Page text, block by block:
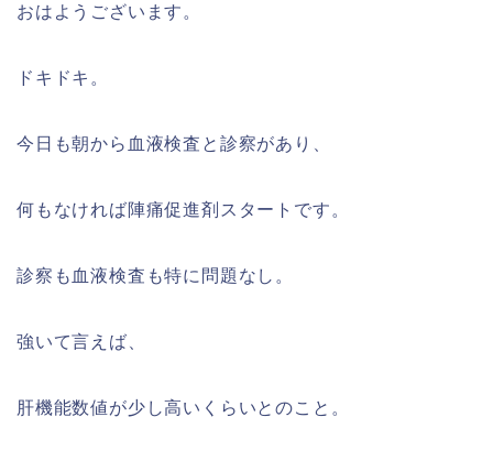
おはようございます。
ドキドキ。
今日も朝から血液検査と診察があり、
何もなければ陣痛促進剤スタートです。
診察も血液検査も特に問題なし。
強いて言えば、
肝機能数値が少し高いくらいとのこと。